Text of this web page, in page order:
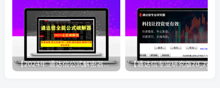
【2024年 通达信公式解密器全能版】通达信指标公式密码解密器，全能版（无需卡密，不限电脑）原创独家